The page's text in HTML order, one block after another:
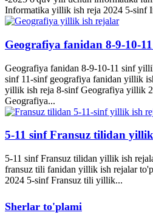
Informatika yillik ish reja 2024 5-sinf
Geografiya fanidan 8-9-10-
Geografiya fanidan 8-9-10-11 sinf
sinf 11-sinf geografiya fanidan yillik
yillik ish reja 8-sinf Geografiya yillik
Geografiya...
5-11 sinf Fransuz tilidan
5-11 sinf Fransuz tilidan yillik ish
fransuz tili fanidan yillik ish rejalar
2024 5-sinf Fransuz tili yillik...
Sherlar to'plami